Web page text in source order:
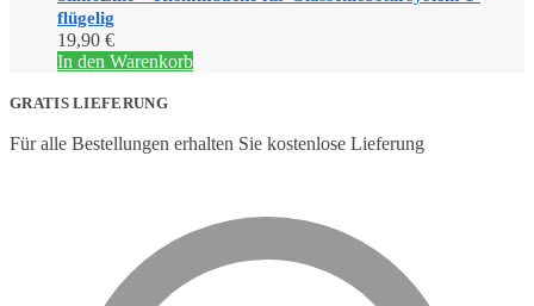
flügelig
19,90 €
In den Warenkorb
GRATIS LIEFERUNG
Für alle Bestellungen erhalten Sie kostenlose Lieferung